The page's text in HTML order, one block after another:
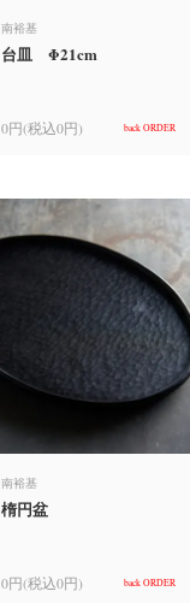
南裕基
台皿 Φ21cm
0円(税込0円) back ORDER
南裕基
楕円盆
0円(税込0円) back ORDER